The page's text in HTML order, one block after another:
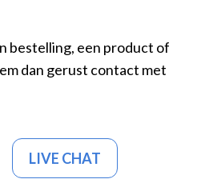
bestelling, een product of
dan gerust contact met
LIVE CHAT